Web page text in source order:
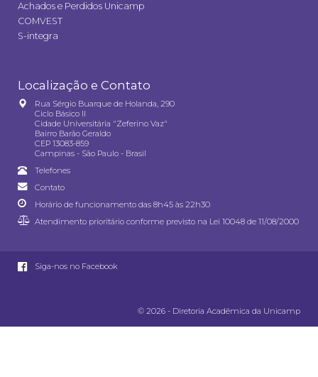
Achados e Perdidos Unicamp
COMVEST
S-integra
Localização e Contato
Rua Sérgio Buarque de Holanda, 290
Ciclo Básico II
Cidade Universitária "Zeferino Vaz"
Bairro Barão Geraldo
CEP 13083-859
Campinas - São Paulo - Brasil
Telefones
Contato
Horário de funcionamento das 8h45 às 22h30
Atendimento prioritário conforme previsto na Lei 10048 de 11/08/2000
Siga-nos no Facebook
© 2026 - Diretoria Acadêmica da Unicamp